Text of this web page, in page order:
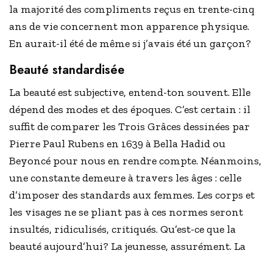
la majorité des compliments reçus en trente-cinq
ans de vie concernent mon apparence physique.
En aurait-il été de même si j’avais été un garçon?
Beauté standardisée
La beauté est subjective, entend-ton souvent. Elle
dépend des modes et des époques. C’est certain : il
suffit de comparer les Trois Grâces dessinées par
Pierre Paul Rubens en 1639 à Bella Hadid ou
Beyoncé pour nous en rendre compte. Néanmoins,
une constante demeure à travers les âges : celle
d’imposer des standards aux femmes. Les corps et
les visages ne se pliant pas à ces normes seront
insultés, ridiculisés, critiqués. Qu’est-ce que la
beauté aujourd’hui? La jeunesse, assurément. La